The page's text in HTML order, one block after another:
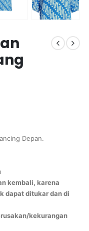
Depan.
kembali, karena
dapat ditukar dan di
kekurangan